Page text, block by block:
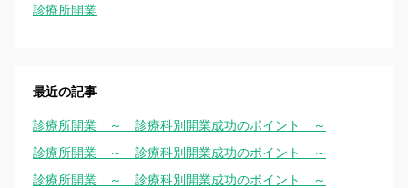
診療所開業
最近の記事
診療所開業 ～ 診療科別開業成功のポイント ～
診療所開業 ～ 診療科別開業成功のポイント ～
診療所開業 ～ 診療科別開業成功のポイント ～